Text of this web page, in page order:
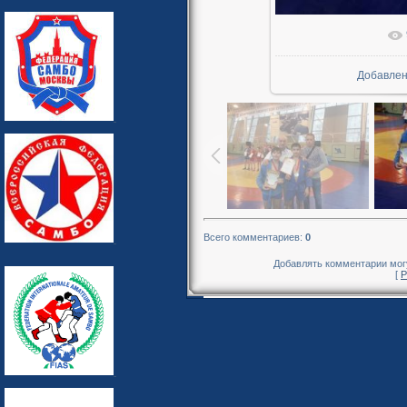
В
Всего комментариев: 0
Добавлять комментарии
[